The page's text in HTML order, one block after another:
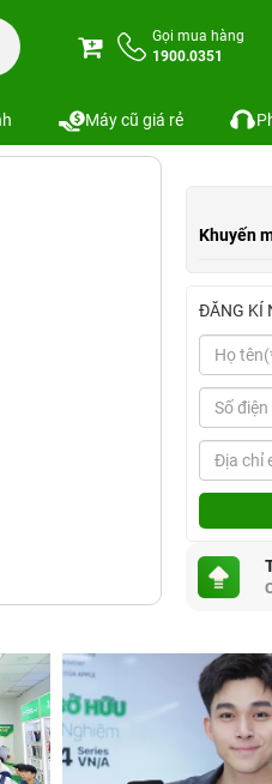
Gọi mua hàng
1900.0351
Máy cũ giá rẻ
15 Series Combo iPhone 15
Khuyến
ĐĂNG KÍ